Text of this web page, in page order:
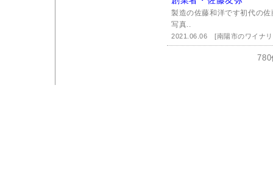
製造の佐藤和洋です初代の
写真..
2021.06.06[南陽市のワイナ